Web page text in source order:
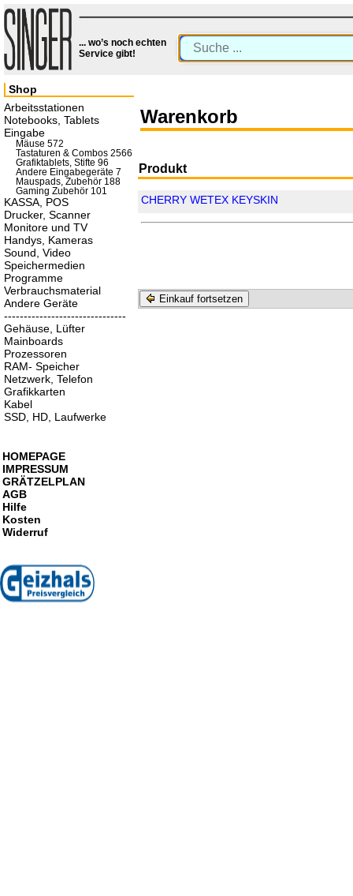
... wo’s noch echten
Service gibt!
Warenkorb
Produkt
CHERRY WETEX KEYSKIN
Einkauf fortsetzen
Shop
Arbeitsstationen
Notebooks, Tablets
Eingabe
Mäuse 572
Tastaturen & Combos 2566
Grafiktablets, Stifte 96
Andere Eingabegeräte 7
Mauspads, Zubehör 188
Gaming Zubehör 101
KASSA, POS
Drucker, Scanner
Monitore und TV
Handys, Kameras
Sound, Video
Speichermedien
Programme
Verbrauchsmaterial
Andere Geräte
-------------------------------
Gehäuse, Lüfter
Mainboards
Prozessoren
RAM- Speicher
Netzwerk, Telefon
Grafikkarten
Kabel
SSD, HD, Laufwerke
HOMEPAGE
IMPRESSUM
GRÄTZELPLAN
AGB
Hilfe
Kosten
Widerruf